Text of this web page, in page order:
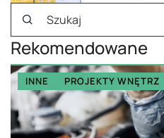
Rekomendowane
INNE PROJEKTY WNĘTRZ